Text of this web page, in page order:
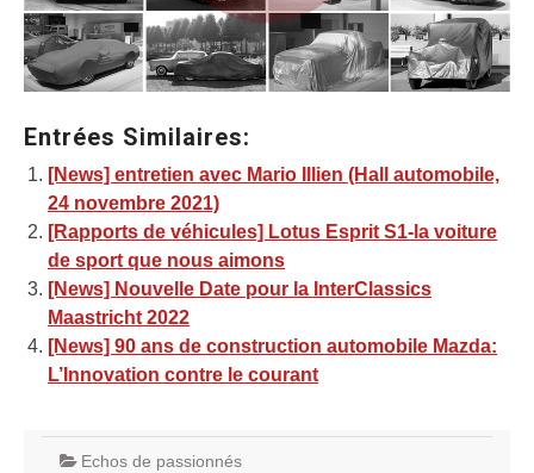
Entrées Similaires:
[News] entretien avec Mario Illien (Hall automobile,
24 novembre 2021)
[Rapports de véhicules] Lotus Esprit S1-la voiture
de sport que nous aimons
[News] Nouvelle Date pour la InterClassics
Maastricht 2022
[News] 90 ans de construction automobile Mazda:
L’Innovation contre le courant
Echos de passionnés